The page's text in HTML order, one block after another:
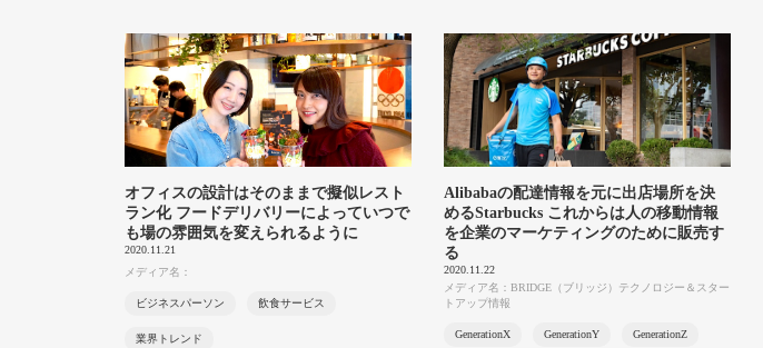
オフィスの設計はそのままで擬似レスト
ラン化 フードデリバリーによっていつで
も場の雰囲気を変えられるように
2020.11.21
メディア名：
ビジネスパーソン 飲食サービス
業界トレンド
Alibabaの配達情報を元に出店場所を決
めるStarbucks これからは人の移動情報
を企業のマーケティングのために販売す
る
2020.11.22
メディア名：BRIDGE（ブリッジ）テクノロジー＆スター
トアップ情報
GenerationX GenerationY GenerationZ